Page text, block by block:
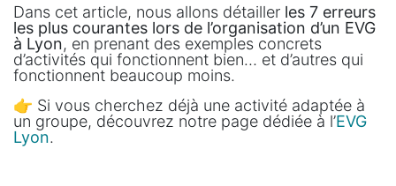
Dans cet article, nous allons détailler les 7 erreurs
les plus courantes lors de l’organisation d’un EVG
à Lyon, en prenant des exemples concrets
d’activités qui fonctionnent bien… et d’autres qui
fonctionnent beaucoup moins.
👉 Si vous cherchez déjà une activité adaptée à
un groupe, découvrez notre page dédiée à l’EVG
Lyon.